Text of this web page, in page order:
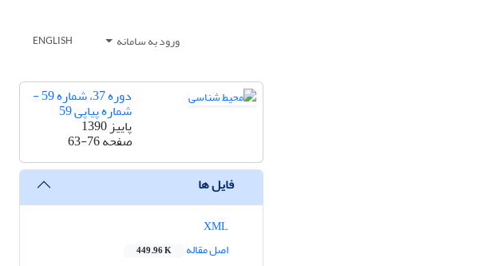
ورود به سامانه ENGLISH
دوره 37، شماره 59 -
شماره پیاپی 59
پاییز 1390
صفحه63-76
فایل ها
اصل مقاله
449.96 K